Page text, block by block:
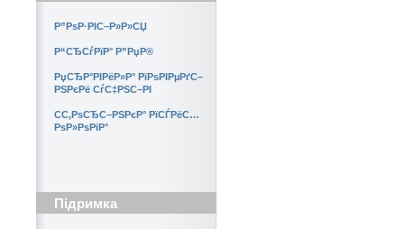
Р”РѕР·РІС–Р»Р»СЏ
Р“СЂСѓРїР° Р”РџР®
РџСЂР°РІРёР»Р° РїРѕРІРµРґС–
РЅРєРё СѓС‡РЅС–РІ
CС‚РѕСЂС–РЅРєР° РїСЃРёС…
РѕР»РѕРіР°
Підримка